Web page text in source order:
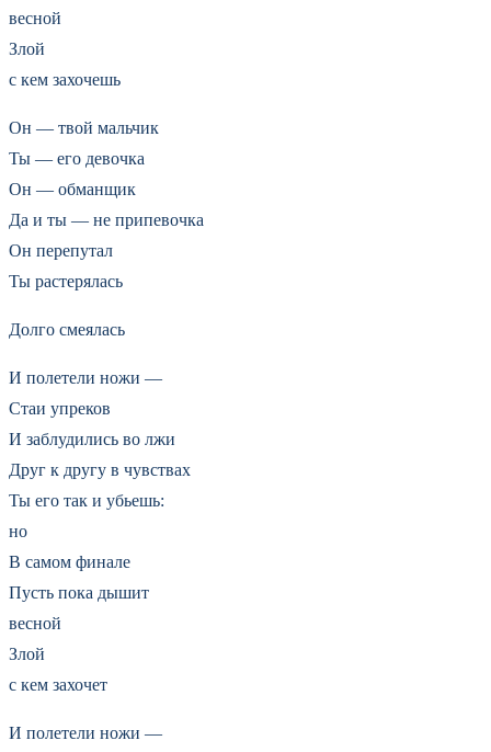
весной
Злой
с кем захочешь
Он — твой мальчик
Ты — его девочка
Он — обманщик
Да и ты — не припевочка
Он перепутал
Ты растерялась
Долго смеялась
И полетели ножи —
Стаи упреков
И заблудились во лжи
Друг к другу в чувствах
Ты его так и убьешь:
но
В самом финале
Пусть пока дышит
весной
Злой
с кем захочет
И полетели ножи —